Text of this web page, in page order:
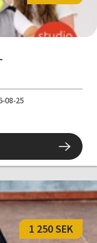
08-25
1 250 SEK